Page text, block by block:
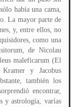
había una cama,
La mayor parte de
y, entre ellos, no
como una
de Nicolau
maleficarum (El
y Jacobus
también los
encontrar,
y astrología, varías